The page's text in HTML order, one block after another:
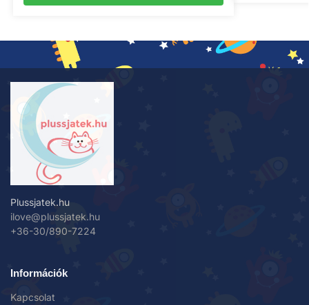
Plussjatek.hu
ilove@plussjatek.hu
+36-30/890-7224
Információk
Kapcsolat